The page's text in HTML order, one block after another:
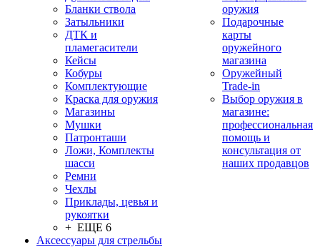
Бланки ствола
Затыльники
ДТК и
пламегасители
Кейсы
Кобуры
Комплектующие
Краска для оружия
Магазины
Мушки
Патронташи
Ложи, Комплекты
шасси
Ремни
Чехлы
Приклады, цевья и
рукоятки
+ ЕЩЕ 6
Аксессуары для стрельбы
оружия
Подарочные
карты
оружейного
магазина
Оружейный
Trade-in
Выбор оружия в
магазине:
профессиональная
помощь и
консультация от
наших продавцов